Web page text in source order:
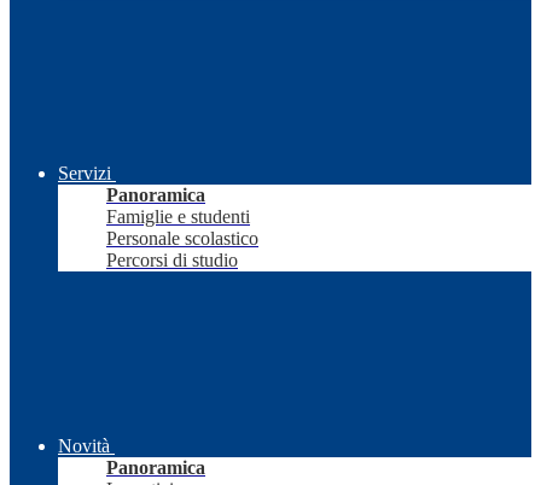
Servizi
Panoramica
Famiglie e studenti
Personale scolastico
Percorsi di studio
Novità
Panoramica